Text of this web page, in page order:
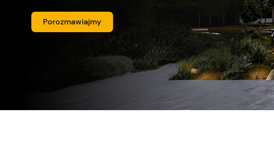
Porozmawiajmy